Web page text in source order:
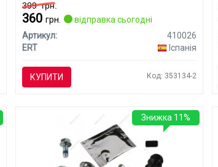
399грн.
360грн.
відправка сьогодні
Артикул:
410026
ERT
Іспанія
КУПИТИ Код: 353134-2
Знижка 11%